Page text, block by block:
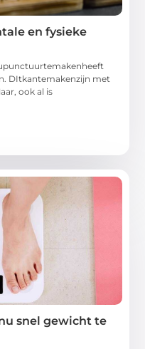
en fysieke
DItkantemakenzijn met
ook al is
snel gewicht te